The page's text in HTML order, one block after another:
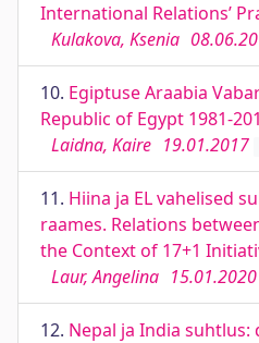
International Relations’
Kulakova, Ksenia
10. Egiptuse Araabia
Republic of Egypt 1981-
Laidna, Kaire 19.01.2017
11. Hiina ja EL vahelised
raames. Relations
the Context of 17+1
Laur, Angelina 15.01.2020
12. Nepal ja India suhtlus: